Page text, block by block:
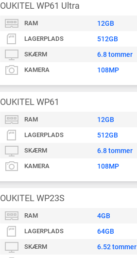
OUKITEL WP61 Ultra
RAM 12GB
LAGERPLADS 512GB
SKÆRM 6.8 tommer
KAMERA 108MP
OUKITEL WP61
RAM 12GB
LAGERPLADS 512GB
SKÆRM 6.8 tommer
KAMERA 108MP
OUKITEL WP23S
RAM 4GB
LAGERPLADS 64GB
SKÆRM 6.52 tommer